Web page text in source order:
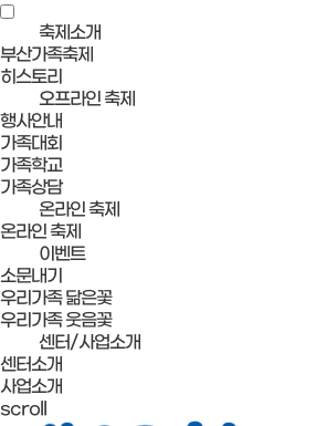
축제소개
부산가족축제
히스토리
오프라인 축제
행사안내
가족대회
가족학교
가족상담
온라인 축제
온라인 축제
이벤트
소문내기
우리가족 닮은꽃
우리가족 웃음꽃
센터/사업소개
센터소개
사업소개
scroll